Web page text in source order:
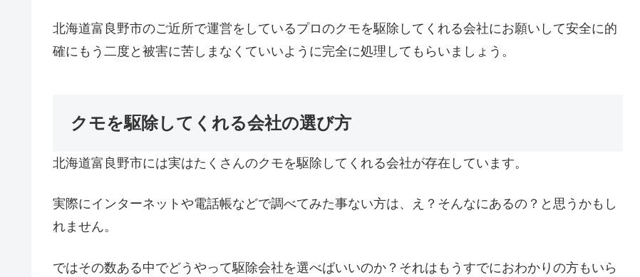
北海道富良野市のご近所で運営をしているプロのクモを駆除してくれる会社にお願いして安全に的
確にもう二度と被害に苦しまなくていいように完全に処理してもらいましょう。
クモを駆除してくれる会社の選び方
北海道富良野市には実はたくさんのクモを駆除してくれる会社が存在しています。
実際にインターネットや電話帳などで調べてみた事ない方は、え？そんなにあるの？と思うかもし
れません。
ではその数ある中でどうやって駆除会社を選べばいいのか？それはもうすでにおわかりの方もいら